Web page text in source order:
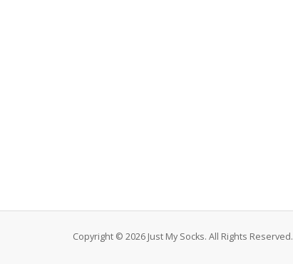
Copyright © 2026 Just My Socks. All Rights Reserved.